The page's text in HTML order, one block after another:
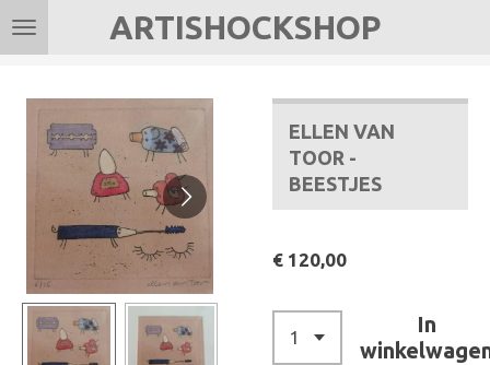
Ga
direct
hoofdinhoud
ARTISHOCKSHOP
ELLEN VAN
TOOR -
BEESTJES
€ 120,00
In